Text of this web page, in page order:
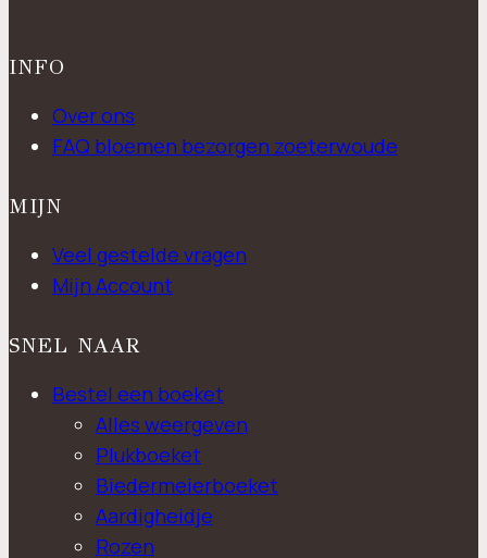
INFO
Over ons
FAQ bloemen bezorgen zoeterwoude
MIJN
Veel gestelde vragen
Mijn Account
SNEL NAAR
Bestel een boeket
Alles weergeven
Plukboeket
Biedermeierboeket
Aardigheidje
Rozen